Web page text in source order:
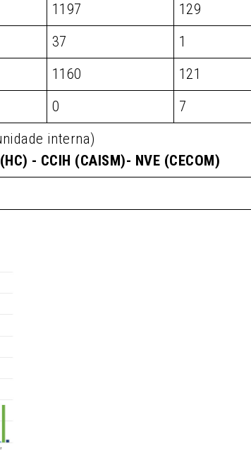
1197 129
37 1
1160 121
0 7
interna)
- CCIH (CAISM)- NVE (CECOM)